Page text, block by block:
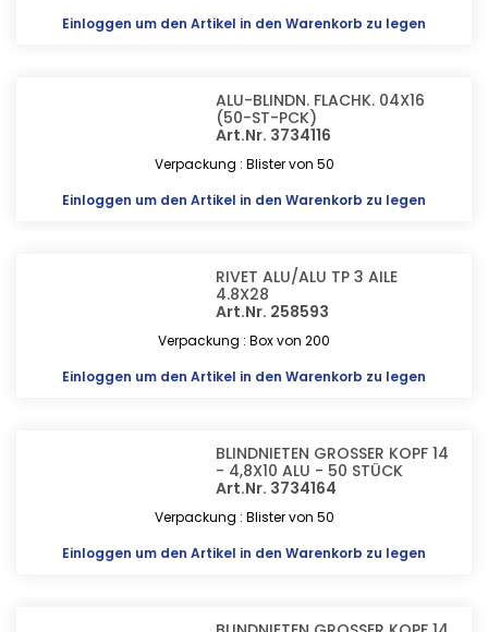
Einloggen um den Artikel in den Warenkorb zu legen
ALU-BLINDN. FLACHK. 04X16
(50-ST-PCK)
Art.Nr. 3734116
Verpackung : Blister von 50
Einloggen um den Artikel in den Warenkorb zu legen
RIVET ALU/ALU TP 3 AILE
4.8X28
Art.Nr. 258593
Verpackung : Box von 200
Einloggen um den Artikel in den Warenkorb zu legen
BLINDNIETEN GROSSER KOPF 14
- 4,8X10 ALU - 50 STÜCK
Art.Nr. 3734164
Verpackung : Blister von 50
Einloggen um den Artikel in den Warenkorb zu legen